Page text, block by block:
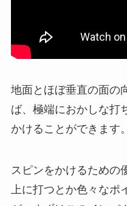
地面とほぼ垂直の面の
ば、極端におかしな打
かけることができます。
スピンをかけるための
上に打つとか色々なポ